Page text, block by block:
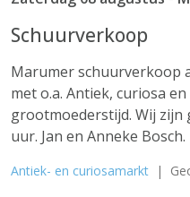
Schuurverkoop
Marumer schuurverkoop
met o.a. Antiek, curiosa
grootmoederstijd. Wij zijn
uur. Jan en Anneke Bosch.
Antiek- en curiosamarkt |